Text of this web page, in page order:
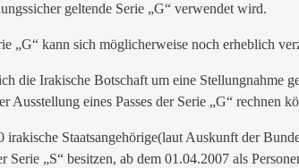
geltende Serie „G“ verwendet wird.
„G“ kann sich möglicherweise noch erheblich
die Irakische Botschaft um eine Stellungnahme
Ausstellung eines Passes der Serie „G“ rechnen
irakische Staatsangehörige(laut Auskunft der
Serie „S“ besitzen, ab dem 01.04.2007 als